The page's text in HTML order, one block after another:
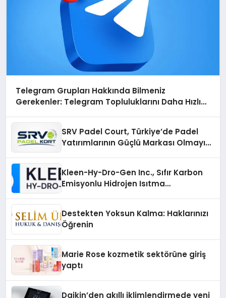
Telegram Grupları Hakkında Bilmeniz
Gerekenler: Telegram Topluluklarını Daha Hızlı
SRV Padel Court, Türkiye’de Padel
Yatırımlarının Güçlü Markası Olmayı
Kleen-Hy-Dro-Gen Inc., Sıfır Karbon
Emisyonlu Hidrojen Isıtma
Destekten Yoksun Kalma: Haklarınızı
Öğrenin
Marie Rose kozmetik sektörüne giriş
yaptı
Daikin’den akıllı iklimlendirmede yeni